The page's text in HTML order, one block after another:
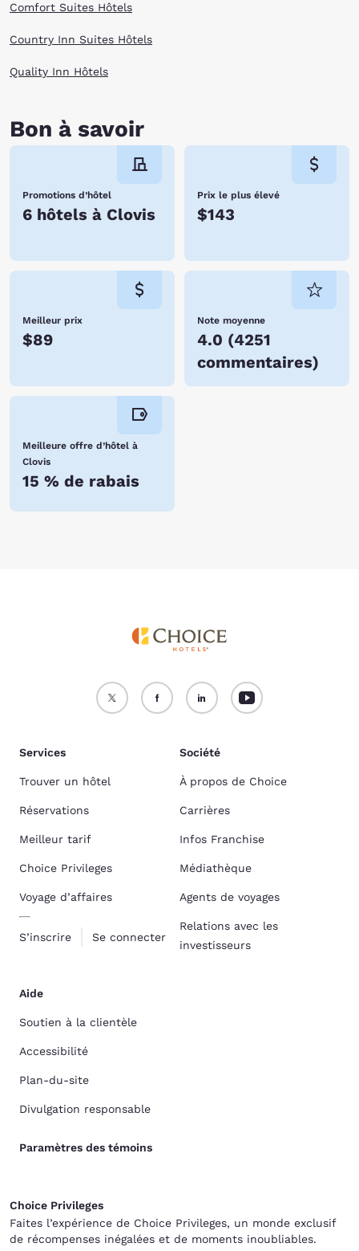
Comfort Suites Hôtels
Country Inn Suites Hôtels
Quality Inn Hôtels
Bon à savoir
Promotions d’hôtel
6 hôtels à Clovis
Prix le plus élevé
$143
Meilleur prix
$89
Note moyenne
4.0 (4251
commentaires)
Meilleure offre d’hôtel à
Clovis
15 % de rabais
Services
Trouver un hôtel
Réservations
Meilleur tarif
Choice Privileges
Voyage d’affaires
S’inscrire Se connecter
Société
À propos de Choice
Carrières
Infos Franchise
Médiathèque
Agents de voyages
Relations avec les
investisseurs
Aide
Soutien à la clientèle
Accessibilité
Plan-du-site
Divulgation responsable
Paramètres des témoins
Choice Privileges
Faites l’expérience de Choice Privileges, un monde exclusif
de récompenses inégalées et de moments inoubliables.